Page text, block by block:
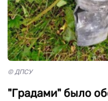
© ДПСУ
"Градами" было